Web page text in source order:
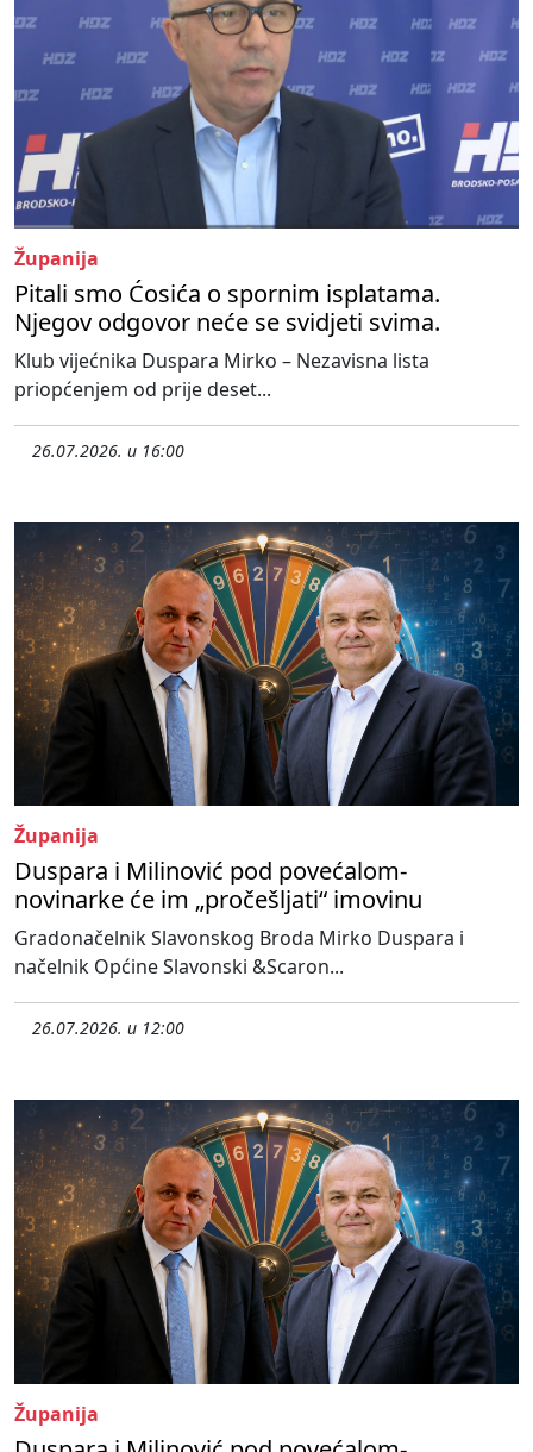
Županija
Pitali smo Ćosića o spornim isplatama.
Njegov odgovor neće se svidjeti svima.
Klub vijećnika Duspara Mirko – Nezavisna lista
priopćenjem od prije deset...
26.07.2026. u 16:00
Županija
Duspara i Milinović pod povećalom-
novinarke će im „pročešljati“ imovinu
Gradonačelnik Slavonskog Broda Mirko Duspara i
načelnik Općine Slavonski &Scaron...
26.07.2026. u 12:00
Županija